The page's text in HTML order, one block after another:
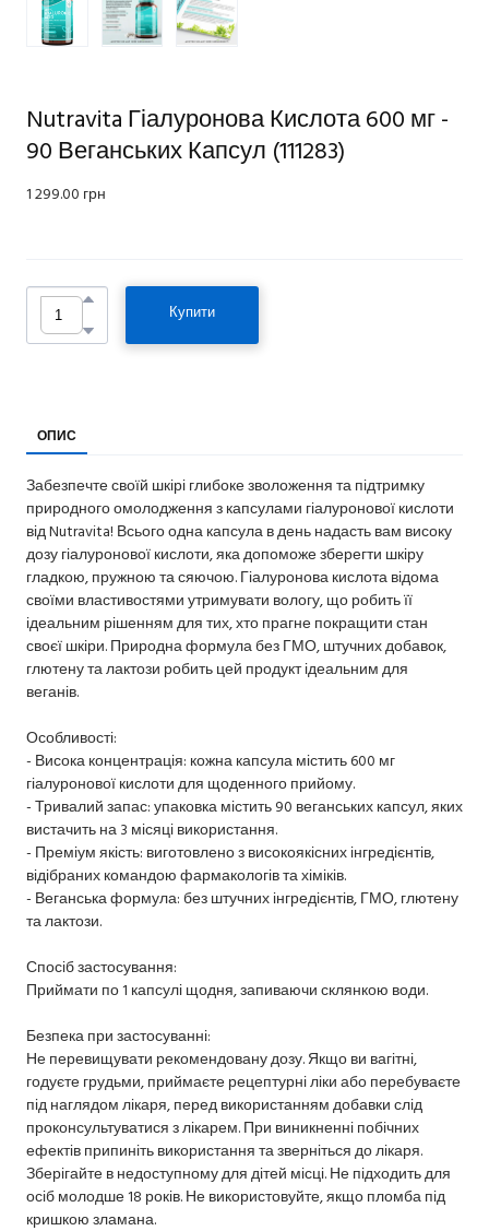
Nutravita Гіалуронова Кислота 600 мг -
90 Веганських Капсул (111283)
1 299.00 грн
Купити
ОПИС
Забезпечте своїй шкірі глибоке зволоження та підтримку
природного омолодження з капсулами гіалуронової кислоти
від Nutravita! Всього одна капсула в день надасть вам високу
дозу гіалуронової кислоти, яка допоможе зберегти шкіру
гладкою, пружною та сяючою. Гіалуронова кислота відома
своїми властивостями утримувати вологу, що робить її
ідеальним рішенням для тих, хто прагне покращити стан
своєї шкіри. Природна формула без ГМО, штучних добавок,
глютену та лактози робить цей продукт ідеальним для
веганів.
Особливості:
- Висока концентрація: кожна капсула містить 600 мг
гіалуронової кислоти для щоденного прийому.
- Тривалий запас: упаковка містить 90 веганських капсул, яких
вистачить на 3 місяці використання.
- Преміум якість: виготовлено з високоякісних інгредієнтів,
відібраних командою фармакологів та хіміків.
- Веганська формула: без штучних інгредієнтів, ГМО, глютену
та лактози.
Спосіб застосування:
Приймати по 1 капсулі щодня, запиваючи склянкою води.
Безпека при застосуванні:
Не перевищувати рекомендовану дозу. Якщо ви вагітні,
годуєте грудьми, приймаєте рецептурні ліки або перебуваєте
під наглядом лікаря, перед використанням добавки слід
проконсультуватися з лікарем. При виникненні побічних
ефектів припиніть використання та зверніться до лікаря.
Зберігайте в недоступному для дітей місці. Не підходить для
осіб молодше 18 років. Не використовуйте, якщо пломба під
кришкою зламана.